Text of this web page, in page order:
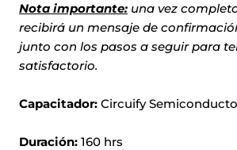
Nota importante: una vez
recibirá un mensaje de
junto con los pasos a seguir para
satisfactorio.
Capacitador: Circuify
Duración: 160 hrs